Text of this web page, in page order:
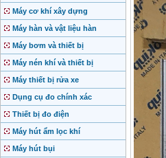
Máy cơ khí xây dựng
Máy hàn và vật liệu hàn
Máy bơm và thiết bị
Máy nén khí và thiết bị
Máy thiết bị rửa xe
Dụng cụ đo chính xác
Thiết bị đo điện
Máy hút ẩm lọc khí
Máy hút bụi